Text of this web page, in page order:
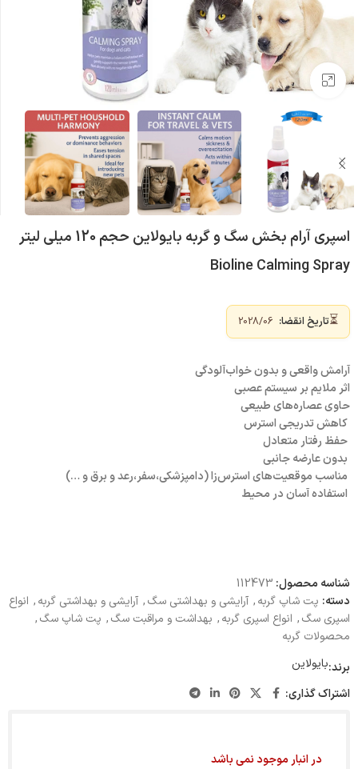
بزرگنمایی تصویر
اسپری آرام بخش سگ و گربه بایولاین حجم 120 میلی لیتر
Bioline Calming Spray
⏳تاریخ انقضا:
آرامش واقعی و بدون خواب‌آلودگی
اثر ملایم بر سیستم عصبی
حاوی عصاره‌های طبیعی
کاهش تدریجی استرس
حفظ رفتار متعادل
بدون عارضه جانبی
مناسب موقعیت‌های استرس‌زا (دامپزشکی،سفر،رعد و برق و …)
استفاده آسان در محیط
شناسه محصول: 112473
دسته: پت شاپ گربه, آرایشی و بهداشتی سگ, آرایشی و بهداشتی گربه, انواع
اسپری سگ, انواع اسپری گربه, بهداشت و مراقبت سگ, پت شاپ سگ,
محصولات گربه
برند:بایولاین
اشتراک گذاری:
در انبار موجود نمی باشد